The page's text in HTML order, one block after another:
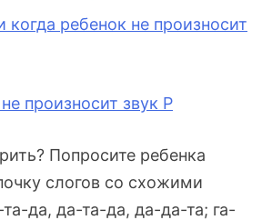
ребенок не произносит
произносит звук Р
Попросите ребенка
слогов со схожими
да, да-та-да, да-да-та; га-